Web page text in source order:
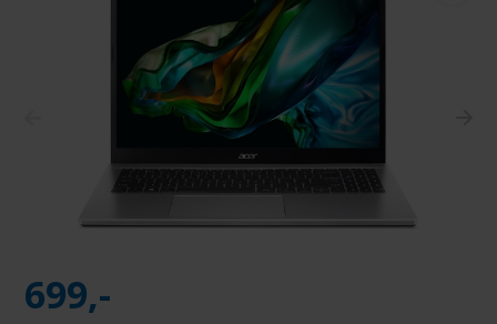
699,-